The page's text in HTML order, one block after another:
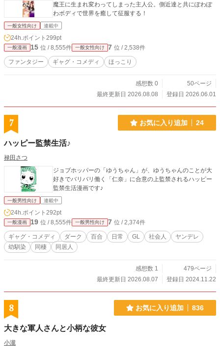
魔王に生まれ変わってしまった主人公。側近達と共にぽわぽ
わボディで世界を癒して征服する！
一般女性向け 連載中
24h.ポイント 299pt
一般漫画 15 位 / 8,555件 一般女性向け 7 位 / 2,538件
ファンタジー ギャグ・コメディ ほっこり
感想数 0
50ページ
最終更新日 2026.08.08
登録日 2026.06.01
7 お気に入り追加 24
ハッピー監禁生活♪
禄田さつ
ジョブホッパーの「ゆうちゃん」が、ゆうちゃんのことが大
好きでバリバリ働く「仁奈」に合意の上監禁されるハッピー
監禁生活漫画です♪
一般男性向け 連載中
24h.ポイント 292pt
一般漫画 19 位 / 8,555件 一般男性向け 7 位 / 2,374件
ギャグ・コメディ ダーク 百合 日常 GL 社会人
ヤンデレ
幼馴染
同棲 同居人
感想数 1
479ページ
最終更新日 2026.08.07
登録日 2024.11.22
8 お気に入り追加 836
大きな軍人さんと小柄な彼女
小瀧